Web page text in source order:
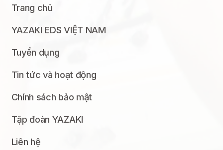
Trang chủ
YAZAKI EDS VIỆT NAM
Tuyển dụng
Tin tức và hoạt động
Chính sách bảo mật
Tập đoàn YAZAKI
Liên hệ